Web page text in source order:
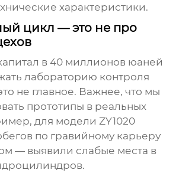
характеристики.
цикл — это не про
в 40 миллионов юаней
лабораторию контроля
не главное. Важнее, что мы
прототипы в реальных
для модели ZY1020
по гравийному карьеру
— выявили слабые места в